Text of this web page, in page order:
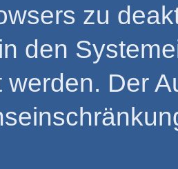
zu
den
werden. Der